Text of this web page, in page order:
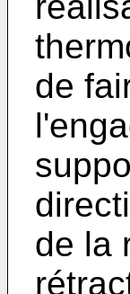
de
de la